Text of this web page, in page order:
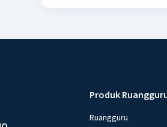
Produk
Ruangguru